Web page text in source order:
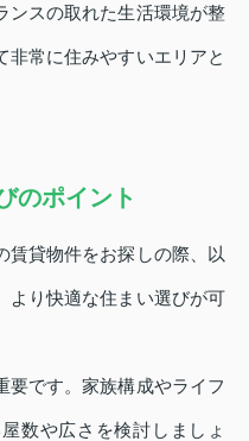
ンスの取れた生活環境が整
非常に住みやすいエリアと
のポイント
賃貸物件をお探しの際、以
より快適な住まい選びが可
要です。家族構成やライフ
数や広さを検討しましょ